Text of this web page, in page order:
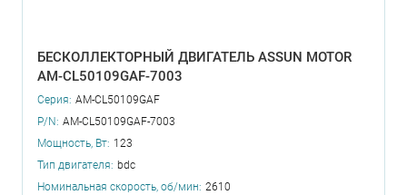
БЕСКОЛЛЕКТОРНЫЙ ДВИГАТЕЛЬ ASSUN MOTOR
AM-CL50109GAF-7003
Серия: AM-CL50109GAF
P/N: AM-CL50109GAF-7003
Мощность, Вт: 123
Тип двигателя: bdc
Номинальная скорость, об/мин: 2610